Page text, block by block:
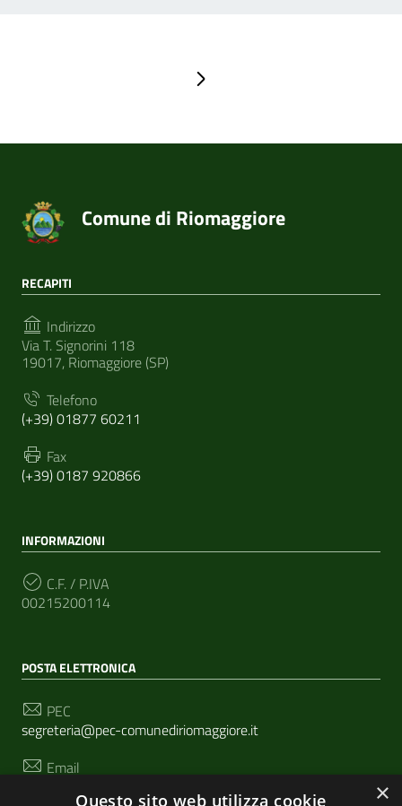
Comune di Riomaggiore
RECAPITI
Indirizzo
Via T. Signorini 118
19017, Riomaggiore (SP)
Telefono
(+39) 01877 60211
Fax
(+39) 0187 920866
INFORMAZIONI
C.F. / P.IVA
00215200114
POSTA ELETTRONICA
PEC
segreteria@pec-comunediriomaggiore.it
Email
×
Questo sito web utilizza cookie